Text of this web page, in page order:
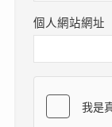
個人網站網址